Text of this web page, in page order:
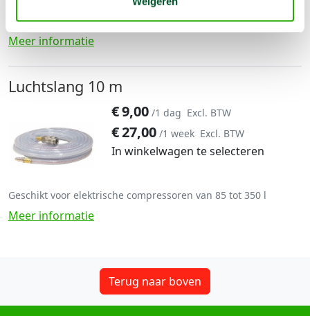
Geschikt voor elektrische compressoren van 85 tot 350 l
Meer informatie
Luchtslang 10 m
€9,00 /1 dag Excl. BTW
€27,00 /1 week Excl. BTW
In winkelwagen te selecteren
Geschikt voor elektrische compressoren van 85 tot 350 l
Meer informatie
Terug naar boven